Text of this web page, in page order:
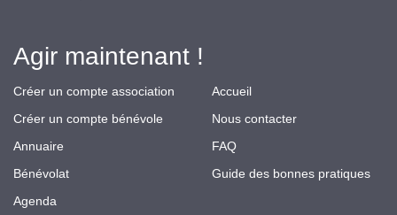
Agir maintenant !
Créer un compte association
Créer un compte bénévole
Annuaire
Bénévolat
Agenda
Accueil
Nous contacter
FAQ
Guide des bonnes pratiques